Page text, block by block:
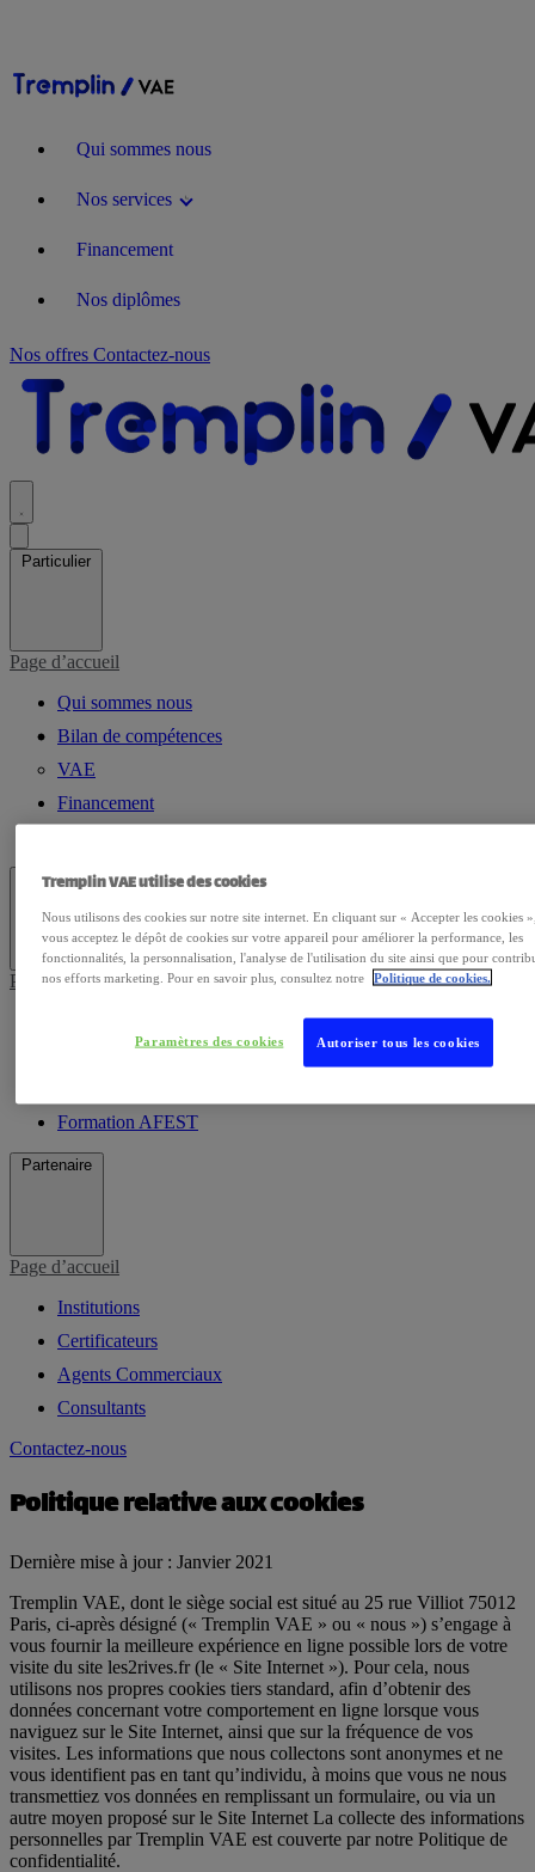
Qui sommes nous
Nos services
Financement
Nos diplômes
Nos offres Contactez-nous
Particulier
Page d’accueil
Qui sommes nous
Bilan de compétences
VAE
Financement
Entreprise
Page d’accueil
Formation AFEST
Partenaire
Page d’accueil
Institutions
Certificateurs
Agents Commerciaux
Consultants
Contactez-nous
Politique relative aux cookies
Dernière mise à jour : Janvier 2021
Tremplin VAE, dont le siège social est situé au 25 rue Villiot 75012
Paris, ci-après désigné (« Tremplin VAE » ou « nous ») s’engage à
vous fournir la meilleure expérience en ligne possible lors de votre
visite du site les2rives.fr (le « Site Internet »). Pour cela, nous
utilisons nos propres cookies tiers standard, afin d’obtenir des
données concernant votre comportement en ligne lorsque vous
naviguez sur le Site Internet, ainsi que sur la fréquence de vos
visites. Les informations que nous collectons sont anonymes et ne
vous identifient pas en tant qu’individu, à moins que vous ne nous
transmettiez vos données en remplissant un formulaire, ou via un
autre moyen proposé sur le Site Internet La collecte des informations
personnelles par Tremplin VAE est couverte par notre Politique de
confidentialité.
Tremplin VAE utilise des cookies
Nous utilisons des cookies sur notre site internet. En cliquant sur « Accepter les cookies
vous acceptez le dépôt de cookies sur votre appareil pour améliorer la performance, les
fonctionnalités, la personnalisation, l'analyse de l'utilisation du site ainsi que pour
nos efforts marketing. Pour en savoir plus, consultez notre
Politique de cookies.
Paramètres des cookies Autoriser tous les cookies